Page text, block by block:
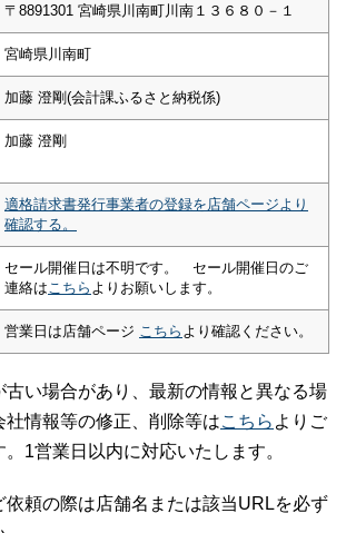
〒8891301 宮崎県川南町川南１３６８０－１
宮崎県川南町
加藤 澄剛(会計課ふるさと納税係)
加藤 澄剛
適格請求書発行事業者の登録を店舗ページより
確認する。
セール開催日は不明です。 セール開催日のご
連絡は こちら よりお願いします。
営業日は店舗ページ こちら より確認ください。
古い場合があり、最新の情報と異なる場
社情報等の修正、削除等はこちら よりご
1営業日以内に対応いたします。
頼の際は店舗名または該当URLを必ず